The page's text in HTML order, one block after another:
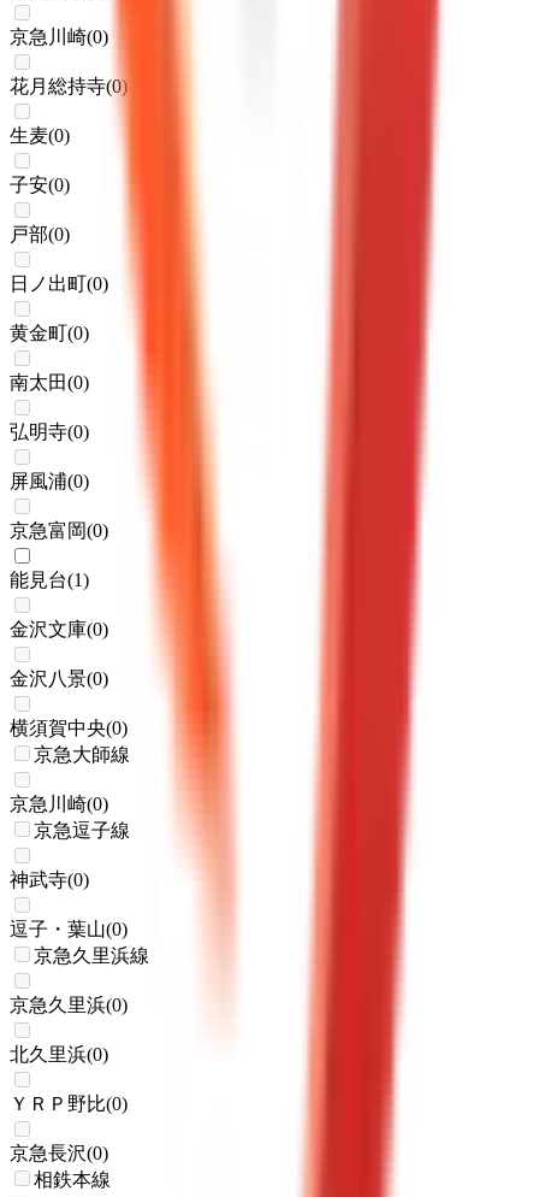
京急川崎(0)
花月総持寺(0)
生麦(0)
子安(0)
戸部(0)
日ノ出町(0)
黄金町(0)
南太田(0)
弘明寺(0)
屏風浦(0)
京急富岡(0)
能見台(1)
金沢文庫(0)
金沢八景(0)
横須賀中央(0)
京急大師線
京急川崎(0)
京急逗子線
神武寺(0)
逗子・葉山(0)
京急久里浜線
京急久里浜(0)
北久里浜(0)
ＹＲＰ野比(0)
京急長沢(0)
相鉄本線